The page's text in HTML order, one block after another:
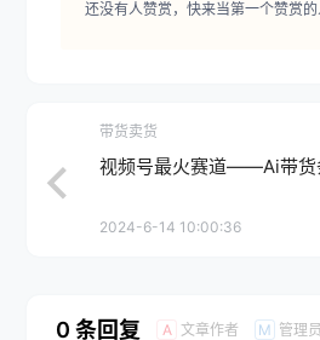
还没有人赞赏，快来当第一个赞赏的
带货卖货
视频号最火赛道——Ai带货
2024-6-14 10:00:36
0 条回复 A 文章作者 M 管理员